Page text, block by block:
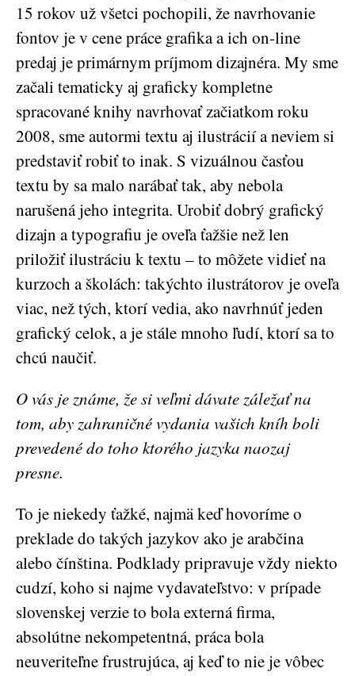
15 rokov už všetci pochopili, že navrhovanie
fontov je v cene práce grafika a ich on-line
predaj je primárnym príjmom dizajnéra. My sme
začali tematicky aj graficky kompletne
spracované knihy navrhovať začiatkom roku
2008, sme autormi textu aj ilustrácií a neviem si
predstaviť robiť to inak. S vizuálnou časťou
textu by sa malo narábať tak, aby nebola
narušená jeho integrita. Urobiť dobrý grafický
dizajn a typografiu je oveľa ťažšie než len
priložiť ilustráciu k textu – to môžete vidieť na
kurzoch a školách: takýchto ilustrátorov je oveľa
viac, než tých, ktorí vedia, ako navrhnúť jeden
grafický celok, a je stále mnoho ľudí, ktorí sa to
chcú naučiť.
O vás je známe, že si veľmi dávate záležať na
tom, aby zahraničné vydania vašich kníh boli
prevedené do toho ktorého jazyka naozaj
presne.
To je niekedy ťažké, najmä keď hovoríme o
preklade do takých jazykov ako je arabčina
alebo čínština. Podklady pripravuje vždy niekto
cudzí, koho si najme vydavateľstvo: v prípade
slovenskej verzie to bola externá firma,
absolútne nekompetentná, práca bola
neuveriteľne frustrujúca, aj keď to nie je vôbec